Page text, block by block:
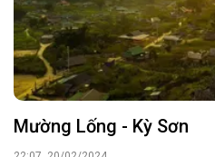
Mường Lống - Kỳ Sơn